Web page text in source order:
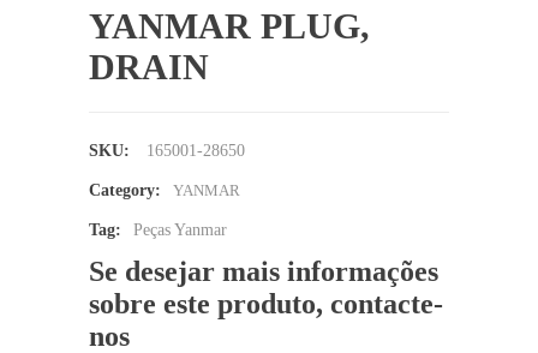
YANMAR PLUG,
DRAIN
SKU: 165001-28650
Category: YANMAR
Tag: Peças Yanmar
Se desejar mais informações
sobre este produto, contacte-
nos